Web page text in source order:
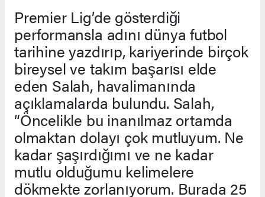
Premier Lig’de gösterdiği
performansla adını dünya futbol
tarihine yazdırıp, kariyerinde birçok
bireysel ve takım başarısı elde
eden Salah, havalimanında
açıklamalarda bulundu. Salah,
“Öncelikle bu inanılmaz ortamda
olmaktan dolayı çok mutluyum. Ne
kadar şaşırdığımı ve ne kadar
mutlu olduğumu kelimelere
dökmekte zorlanıyorum. Burada 25